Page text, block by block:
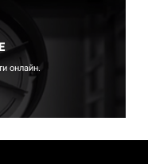
онлайн.